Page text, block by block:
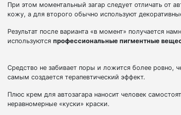
При этом моментальный загар следует отличать от
кожу, а для второго обычно используют
Результат после варианта «в момент» получается
используются профессиональные пигментные
Средство не забивает поры и ложится более
самым создается терапевтический эффект.
Плюс крем для автозагара наносит человек
неравномерные «куски» краски.